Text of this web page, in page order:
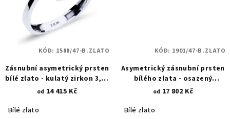
Zásnubní asymetrický prsten
bílé zlato - kulatý zirkon 3,50
mm 1588
od 14 415 Kč
Bílé zlato
KÓD: 1588/47-B.ZLATO
Asymetrický zásnubní prsten
bílého zlata - osazený
Princess zirkonem 5x5 mm
od 17 802 Kč
Bílé zlato
KÓD: 1901/47-B.ZLATO